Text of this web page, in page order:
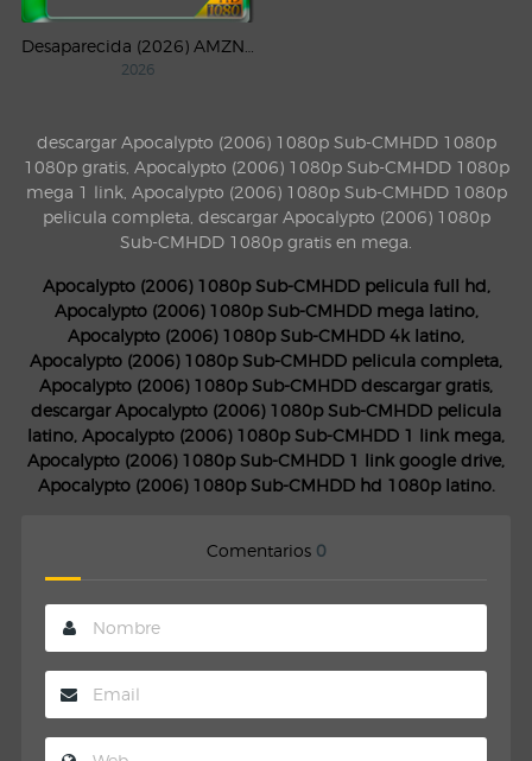
2026
descargar Apocalypto (2006) 1080p Sub-CMHDD 1080p
1080p gratis, Apocalypto (2006) 1080p Sub-CMHDD 1080p
mega 1 link, Apocalypto (2006) 1080p Sub-CMHDD 1080p
pelicula completa, descargar Apocalypto (2006) 1080p
Sub-CMHDD 1080p gratis en mega.
Apocalypto (2006) 1080p Sub-CMHDD pelicula full hd,
Apocalypto (2006) 1080p Sub-CMHDD mega latino,
Apocalypto (2006) 1080p Sub-CMHDD 4k latino,
Apocalypto (2006) 1080p Sub-CMHDD pelicula completa,
Apocalypto (2006) 1080p Sub-CMHDD descargar gratis,
descargar Apocalypto (2006) 1080p Sub-CMHDD pelicula
latino, Apocalypto (2006) 1080p Sub-CMHDD 1 link mega,
Apocalypto (2006) 1080p Sub-CMHDD 1 link google drive,
Apocalypto (2006) 1080p Sub-CMHDD hd 1080p latino.
Comentarios 0